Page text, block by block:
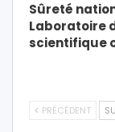
Sûreté
Laboratoire
scientifique
PRÉCÉDENT